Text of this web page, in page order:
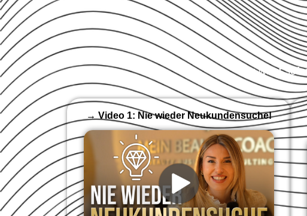
Du willst
→ Video 1: Nie wieder Neukundensuche!